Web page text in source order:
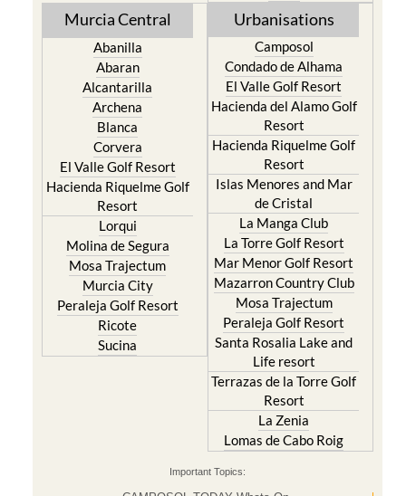
Murcia Central
Abanilla
Abaran
Alcantarilla
Archena
Blanca
Corvera
El Valle Golf Resort
Hacienda Riquelme Golf
Resort
Lorqui
Molina de Segura
Mosa Trajectum
Murcia City
Peraleja Golf Resort
Ricote
Sucina
Urbanisations
Camposol
Condado de Alhama
El Valle Golf Resort
Hacienda del Alamo Golf
Resort
Hacienda Riquelme Golf
Resort
Islas Menores and Mar
de Cristal
La Manga Club
La Torre Golf Resort
Mar Menor Golf Resort
Mazarron Country Club
Mosa Trajectum
Peraleja Golf Resort
Santa Rosalia Lake and
Life resort
Terrazas de la Torre Golf
Resort
La Zenia
Lomas de Cabo Roig
Important Topics: